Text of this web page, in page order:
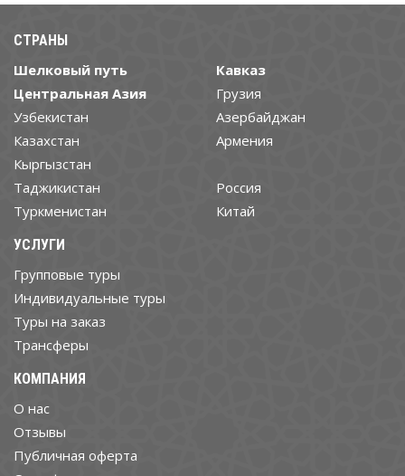
СТРАНЫ
Шелковый путь
Центральная Азия
Узбекистан
Казахстан
Кыргызстан
Таджикистан
Туркменистан
Кавказ
Грузия
Азербайджан
Армения
Россия
Китай
УСЛУГИ
Групповые туры
Индивидуальные туры
Туры на заказ
Трансферы
КОМПАНИЯ
О нас
Отзывы
Публичная оферта